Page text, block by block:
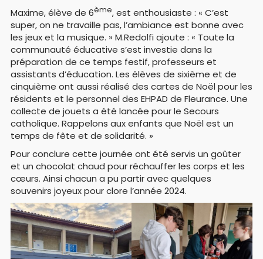
Maxime, élève de 6ème, est enthousiaste : « C’est
super, on ne travaille pas, l’ambiance est bonne avec
les jeux et la musique. » M.Redolfi ajoute : « Toute la
communauté éducative s’est investie dans la
préparation de ce temps festif, professeurs et
assistants d’éducation. Les élèves de sixième et de
cinquième ont aussi réalisé des cartes de Noël pour les
résidents et le personnel des EHPAD de Fleurance. Une
collecte de jouets a été lancée pour le Secours
catholique. Rappelons aux enfants que Noël est un
temps de fête et de solidarité. »
Pour conclure cette journée ont été servis un goûter
et un chocolat chaud pour réchauffer les corps et les
cœurs. Ainsi chacun a pu partir avec quelques
souvenirs joyeux pour clore l’année 2024.